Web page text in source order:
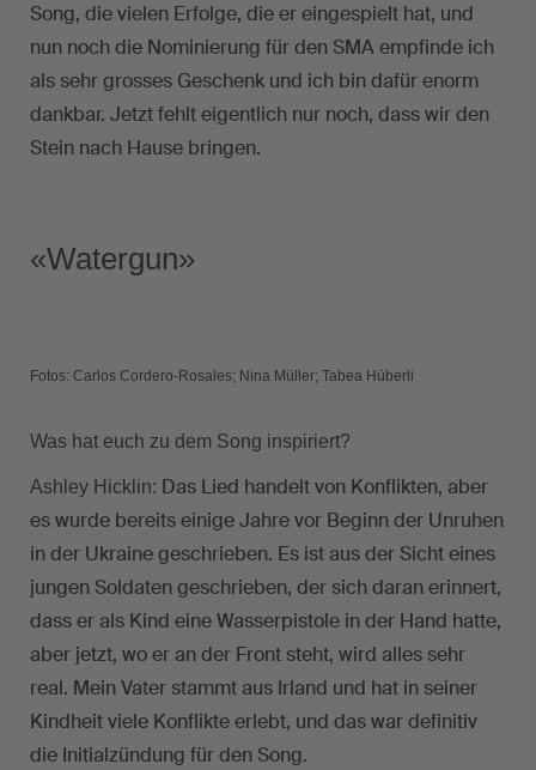
Song, die vielen Erfolge, die er eingespielt hat, und
nun noch die Nominierung für den SMA empfinde ich
als sehr grosses Geschenk und ich bin dafür enorm
dankbar. Jetzt fehlt eigentlich nur noch, dass wir den
Stein nach Hause bringen.
«Watergun»
Fotos: Carlos Cordero-Rosales; Nina Müller; Tabea Hüberli
Was hat euch zu dem Song inspiriert?
Ashley Hicklin: Das Lied handelt von Konflikten, aber
es wurde bereits einige Jahre vor Beginn der Unruhen
in der Ukraine geschrieben. Es ist aus der Sicht eines
jungen Soldaten geschrieben, der sich daran erinnert,
dass er als Kind eine Wasserpistole in der Hand hatte,
aber jetzt, wo er an der Front steht, wird alles sehr
real. Mein Vater stammt aus Irland und hat in seiner
Kindheit viele Konflikte erlebt, und das war definitiv
die Initialzündung für den Song.